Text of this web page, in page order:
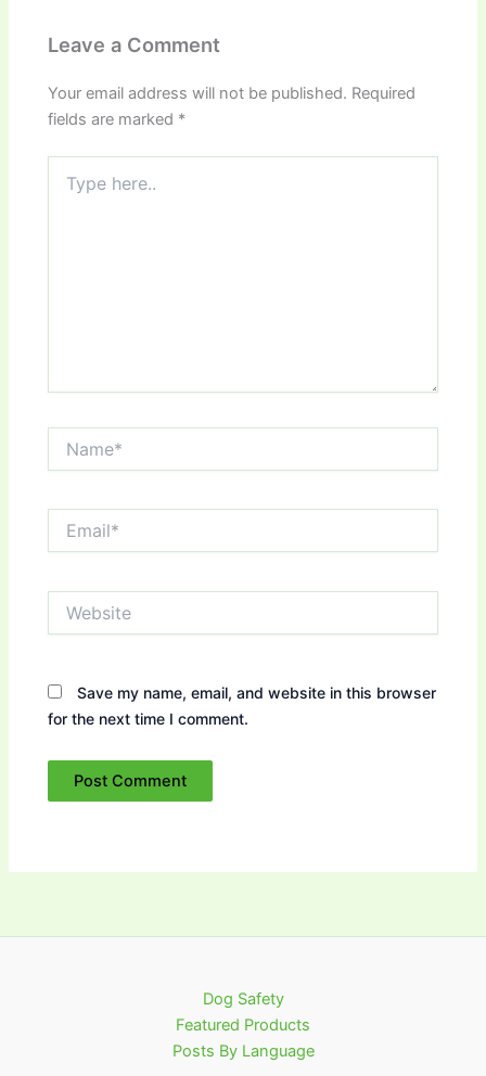
Leave a Comment
Your email address will not be published. Required
fields are marked *
here..
Save my name, email, and website in this browser
for the next time I comment.
Dog Safety
Featured Products
Posts By Language